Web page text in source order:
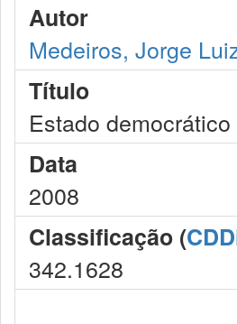
Autor
Medeiros, Jorge
Título
Estado
Data
2008
Classificação (
342.1628